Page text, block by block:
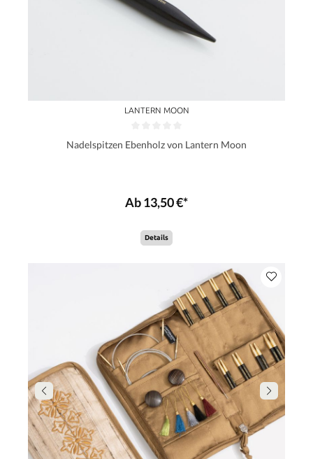
LANTERN MOON
Nadelspitzen Ebenholz von Lantern Moon
Ab 13,50 €*
Details